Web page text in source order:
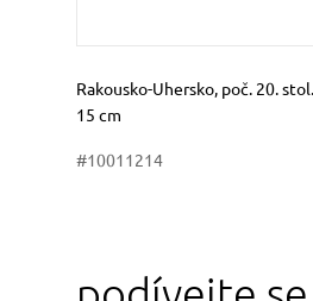
Rozměry
Stručný popis předmětu
Rakousko-Uhersko, poč. 20.
15 cm
#10011214